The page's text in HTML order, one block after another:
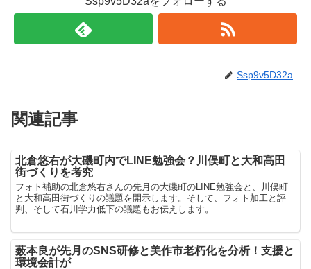
Ssp9v5D32a
関連記事
北倉悠右が大磯町内でLINE勉強会？川俣町と大和高田
街づくりを考究
フォト補助の北倉悠右さんの先月の大磯町のLINE勉強会と、川俣町
と大和高田街づくりの議題を開示します。そして、フォト加工と評
判、そして石川学力低下の議題もお伝えします。
薮本良が先月のSNS研修と美作市老朽化を分析！支援と
環境会計が